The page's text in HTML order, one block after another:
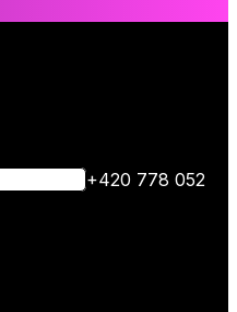
+420 778 052